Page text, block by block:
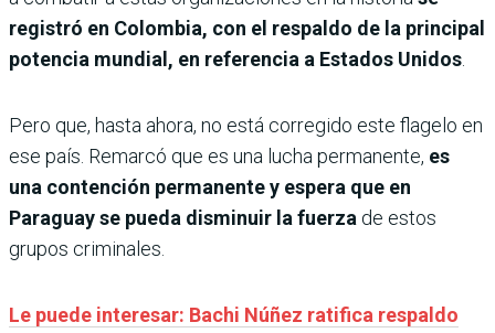
registró en Colombia, con el respaldo de la principal
potencia mundial, en referencia a Estados Unidos.
Pero que, hasta ahora, no está corregido este flagelo en
ese país. Remarcó que es una lucha permanente, es
una contención permanente y espera que en
Paraguay se pueda disminuir la fuerza de estos
grupos criminales.
Le puede interesar: Bachi Núñez ratifica respaldo